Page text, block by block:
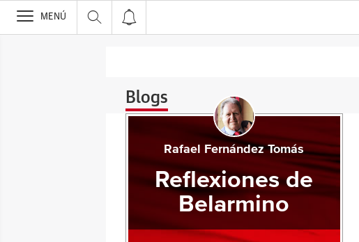
>
MENÚ
Blogs
Rafael Fernández Tomás
Reflexiones de
Belarmino